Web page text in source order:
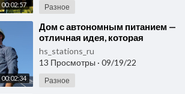
00:02:57 Разное
00:02:34
⁣Дом с автономным питанием —
отличная идея, которая
решает сразу несколько
проблем!
hs_stations_ru
13 Просмотры · 09/19/22
Разное